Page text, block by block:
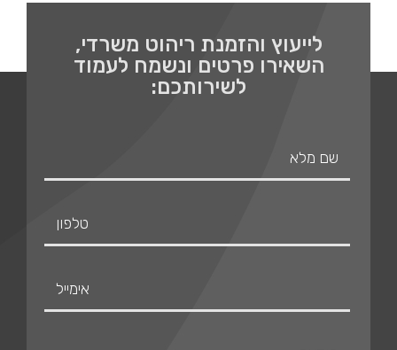
לייעוץ והזמנת ריהוט משרדי,
השאירו פרטים ונשמח לעמוד
לשירותכם: